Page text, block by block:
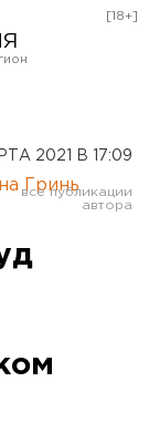
[18+]
2021 В 17:09
Гринь